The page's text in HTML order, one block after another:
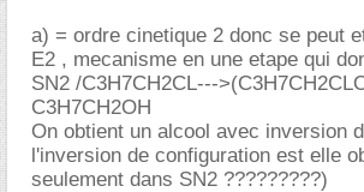
a) = ordre cinetique 2 donc se peut
E2 , mecanisme en une etape qui
SN2 /C3H7CH2CL---
C3H7CH2OH
On obtient un alcool avec inversion
l'inversion de configuration est elle
seulement dans SN2 ?????????)